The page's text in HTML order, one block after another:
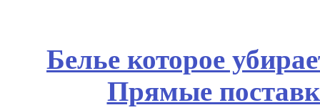
Белье которое
Прямые